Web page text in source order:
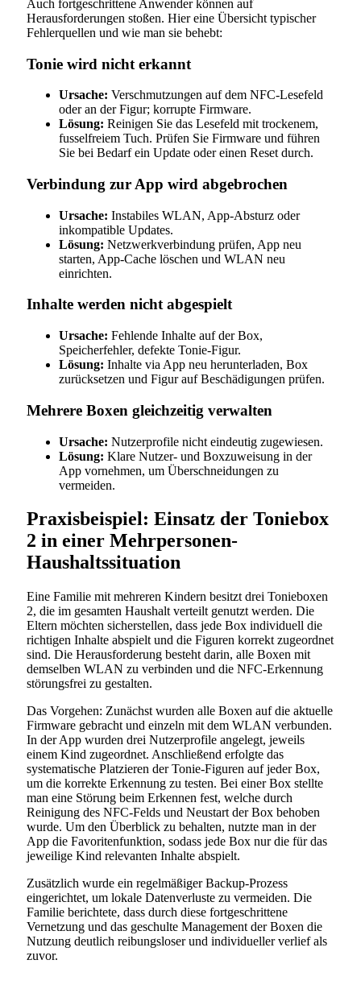
Auch fortgeschrittene Anwender können auf
Herausforderungen stoßen. Hier eine Übersicht typischer
Fehlerquellen und wie man sie behebt:
Tonie wird nicht erkannt
Ursache: Verschmutzungen auf dem NFC-Lesefeld
oder an der Figur; korrupte Firmware.
Lösung: Reinigen Sie das Lesefeld mit trockenem,
fusselfreiem Tuch. Prüfen Sie Firmware und führen
Sie bei Bedarf ein Update oder einen Reset durch.
Verbindung zur App wird abgebrochen
Ursache: Instabiles WLAN, App-Absturz oder
inkompatible Updates.
Lösung: Netzwerkverbindung prüfen, App neu
starten, App-Cache löschen und WLAN neu
einrichten.
Inhalte werden nicht abgespielt
Ursache: Fehlende Inhalte auf der Box,
Speicherfehler, defekte Tonie-Figur.
Lösung: Inhalte via App neu herunterladen, Box
zurücksetzen und Figur auf Beschädigungen prüfen.
Mehrere Boxen gleichzeitig verwalten
Ursache: Nutzerprofile nicht eindeutig zugewiesen.
Lösung: Klare Nutzer- und Boxzuweisung in der
App vornehmen, um Überschneidungen zu
vermeiden.
Praxisbeispiel: Einsatz der Toniebox
2 in einer Mehrpersonen-
Haushaltssituation
Eine Familie mit mehreren Kindern besitzt drei Tonieboxen
2, die im gesamten Haushalt verteilt genutzt werden. Die
Eltern möchten sicherstellen, dass jede Box individuell die
richtigen Inhalte abspielt und die Figuren korrekt zugeordnet
sind. Die Herausforderung besteht darin, alle Boxen mit
demselben WLAN zu verbinden und die NFC-Erkennung
störungsfrei zu gestalten.
Das Vorgehen: Zunächst wurden alle Boxen auf die aktuelle
Firmware gebracht und einzeln mit dem WLAN verbunden.
In der App wurden drei Nutzerprofile angelegt, jeweils
einem Kind zugeordnet. Anschließend erfolgte das
systematische Platzieren der Tonie-Figuren auf jeder Box,
um die korrekte Erkennung zu testen. Bei einer Box stellte
man eine Störung beim Erkennen fest, welche durch
Reinigung des NFC-Felds und Neustart der Box behoben
wurde. Um den Überblick zu behalten, nutzte man in der
App die Favoritenfunktion, sodass jede Box nur die für das
jeweilige Kind relevanten Inhalte abspielt.
Zusätzlich wurde ein regelmäßiger Backup-Prozess
eingerichtet, um lokale Datenverluste zu vermeiden. Die
Familie berichtete, dass durch diese fortgeschrittene
Vernetzung und das geschulte Management der Boxen die
Nutzung deutlich reibungsloser und individueller verlief als
zuvor.